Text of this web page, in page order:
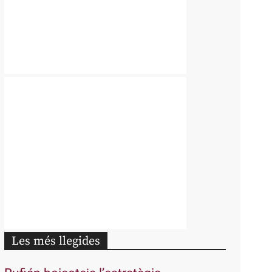
Les més llegides